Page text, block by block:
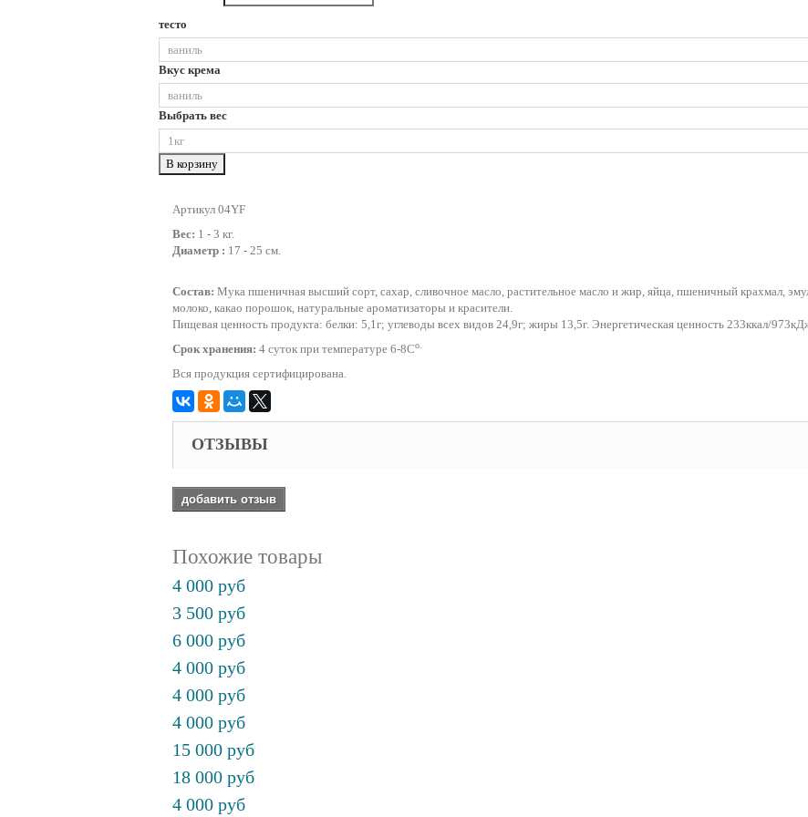
тесто
Вкус крема
Выбрать вес
В корзину
Артикул 04YF
Вес: 1 - 3 кг.
Диаметр : 17 - 25 см.
Состав: Мука пшеничная высший сорт, сахар, сливочное масло, растительное масло и жир, яйца, пшеничный крахмал,
молоко, какао порошок, натуральные ароматизаторы и красители.
Пищевая ценность продукта: белки: 5,1г; углеводы всех видов 24,9г; жиры 13,5г. Энергетическая ценность 233ккал/
Срок хранения: 4 суток при температуре 6-8Сo.
Вся продукция сертифицирована.
ОТЗЫВЫ
добавить отзыв
Похожие товары
4 000 руб
3 500 руб
6 000 руб
4 000 руб
4 000 руб
4 000 руб
15 000 руб
18 000 руб
4 000 руб